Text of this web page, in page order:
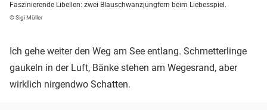
Faszinierende Libellen: zwei Blauschwanzjungfern beim Liebesspiel.
© Sigi Müller
Ich gehe weiter den Weg am See entlang. Schmetterlinge
gaukeln in der Luft, Bänke stehen am Wegesrand, aber
wirklich nirgendwo Schatten.